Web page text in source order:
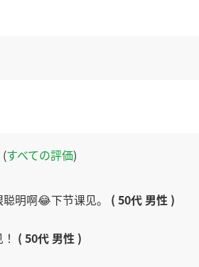
すべての評価)
明啊😂下节课见。 ( 50代 男性 )
( 50代 男性 )